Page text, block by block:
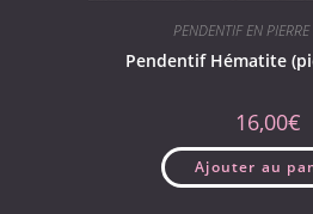
PENDENTIF EN
Pendentif Hématite
16,00€
Ajouter au